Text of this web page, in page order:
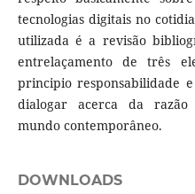
tecnologias digitais no
utilizada é a revisão
entrelaçamento de três
principio responsabilidade
dialogar acerca da razão
mundo contemporâneo.
DOWNLOADS